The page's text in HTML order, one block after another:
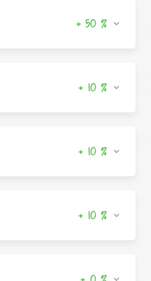
+ 50 %
+ 10 %
+ 10 %
+ 10 %